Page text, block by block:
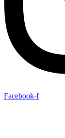
Facebook-f